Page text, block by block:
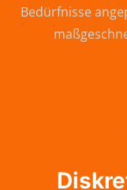
Bedürfnisse